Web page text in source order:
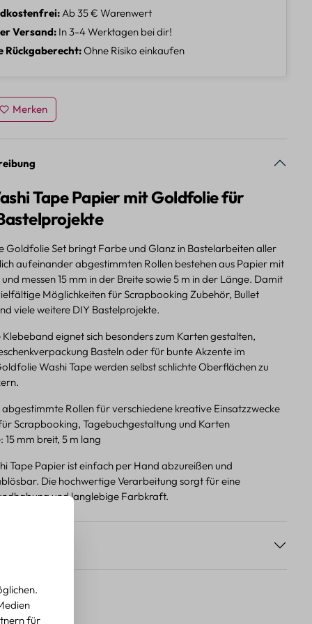
Ab 35 € Warenwert
Versand In 3-4 Werktagen bei dir!
Rückgaberecht Ohne Risiko einkaufen
Merken
Tape Papier mit Goldfolie für
Goldfolie Set bringt Farbe und Glanz in Bastelarbeiten aller
aufeinander abgestimmten Rollen bestehen aus Papier mit
messen 15 mm in der Breite sowie 5 m in der Länge. Damit
Möglichkeiten für Scrapbooking Zubehör, Bullet
viele weitere DIY Bastelprojekte.
eignet sich besonders zum Karten gestalten,
Basteln oder für bunte Akzente im
Washi Tape werden selbst schlichte Oberflächen zu
Rollen für verschiedene kreative Einsatzzwecke
Scrapbooking, Tagebuchgestaltung und Karten
15 mm breit, 5 m lang
Tape Papier ist einfach per Hand abzureißen und
Die hochwertige Verarbeitung sorgt für eine
und langlebige Farbkraft.
für